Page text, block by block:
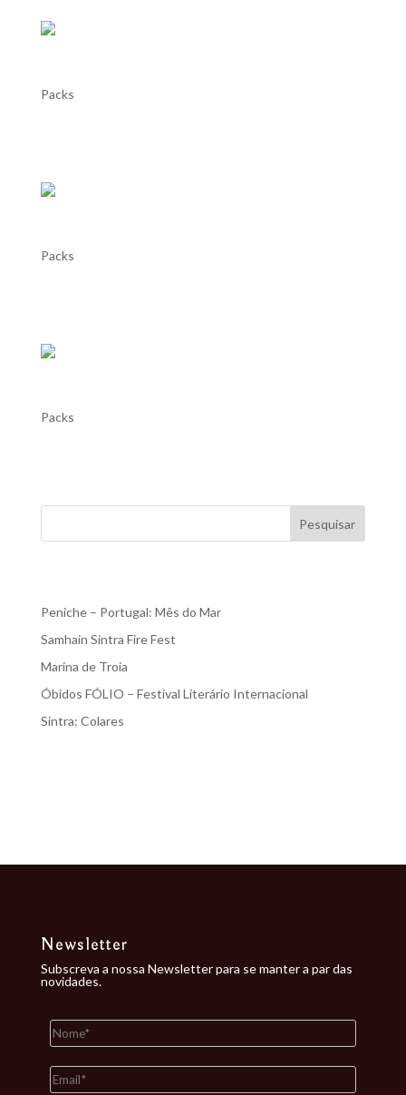
Packs
Packs
Packs
Pesquisar
Peniche – Portugal: Mês do Mar
Samhain Sintra Fire Fest
Marina de Troia
Óbidos FÓLIO – Festival Literário Internacional
Sintra: Colares
Newsletter
Subscreva a nossa Newsletter para se manter a par das
novidades.